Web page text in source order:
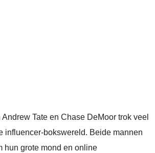
Tate en Chase DeMoor trok veel
influencer-bokswereld. Beide mannen
hun grote mond en online